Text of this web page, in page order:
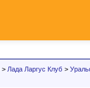
> Лада Ларгус Клуб >